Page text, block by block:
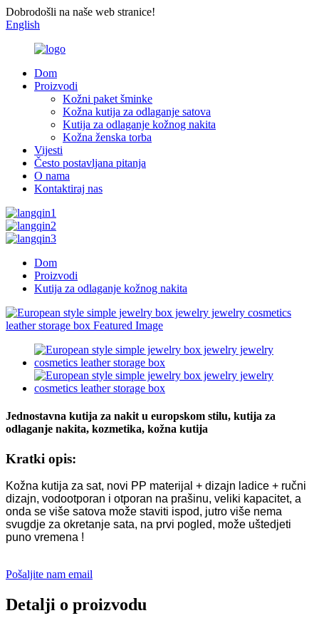
Dobrodošli na naše web stranice!
English
Dom
Proizvodi
Kožni paket šminke
Kožna kutija za odlaganje satova
Kutija za odlaganje kožnog nakita
Kožna ženska torba
Vijesti
Često postavljana pitanja
O nama
Kontaktiraj nas
Dom
Proizvodi
Kutija za odlaganje kožnog nakita
Jednostavna kutija za nakit u europskom stilu, kutija za
odlaganje nakita, kozmetika, kožna kutija
Kratki opis:
Kožna kutija za sat, novi PP materijal + dizajn ladice + ručni
dizajn, vodootporan i otporan na prašinu, veliki kapacitet, a
onda se više satova može staviti ispod, jutro više nema
svugdje za okretanje sata, na prvi pogled, može uštedjeti
puno vremena !
Pošaljite nam email
Detalji o proizvodu